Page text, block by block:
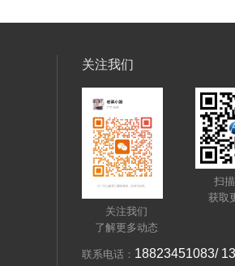
关注我们
关注我们
了解更多动态
扫
获取
联系电话： 18823451083/